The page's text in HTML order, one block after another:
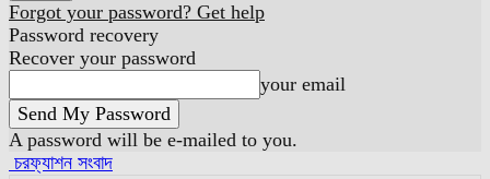
Forgot your password? Get help
Password recovery
Recover your password
your email
A password will be e-mailed to you.
চরফ্যাশন সংবাদ